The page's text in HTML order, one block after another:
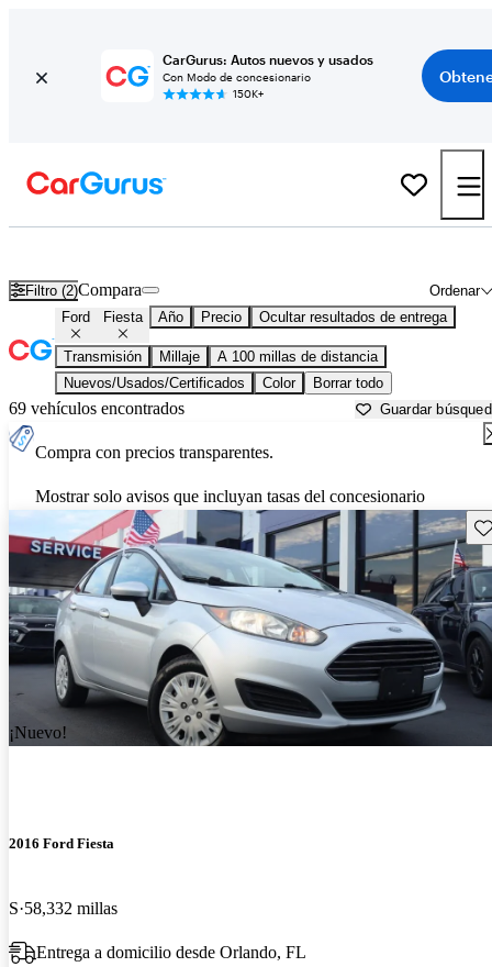
CarGurus: Autos nuevos y usados
Con Modo de concesionario
150K+
Filtro (2) Ordenar
Compara
Ford Fiesta Año Precio Ocultar resultados de entrega
Transmisión Millaje
A 100 millas de distancia
Nuevos/Usados/Certificados
Color Borrar todo
69 vehículos encontrados Guardar
Compra con precios transparentes.
Mostrar solo avisos que incluyan tasas del concesionario
¡Nuevo!
2016 Ford Fiesta
S 58,332 millas
Entrega a domicilio desde Orlando, FL